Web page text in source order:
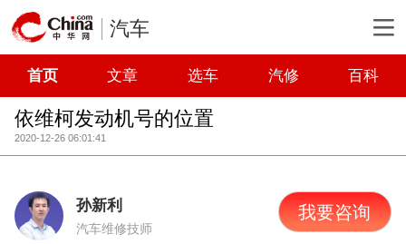
汽车
首页 文章 选车 汽修 百科
依维柯发动机号的位置
2020-12-26 06:01:41
孙新利
汽车维修技师
我要咨询